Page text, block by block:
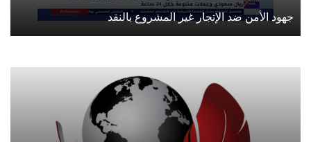
جهود الأمن ضد الإتجار غير المشروع بالنقد